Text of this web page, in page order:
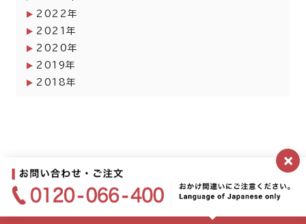
2022年
2021年
2020年
2019年
2018年
×